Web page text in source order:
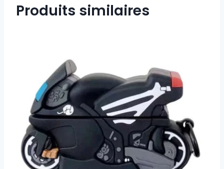
Produits similaires